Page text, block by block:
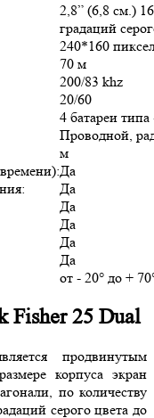
2,8” (6,8 см.) 16
градаций
240*160
70 м
200/83 khz
20/60
4 батареи
Проводной,
м
Да
Да
Да
Да
Да
Да
от - 20° до +
Fisher 25 Dual
продвинутым
корпуса экран
по количеству
серого цвета до